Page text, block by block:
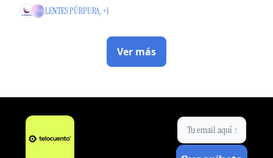
LENTES PÚRPURA, +1
Ver más